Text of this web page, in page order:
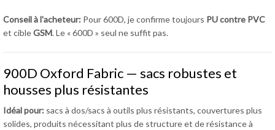
Conseil à l'acheteur: Pour 600D, je confirme toujours PU contre PVC
et cibleGSM. Le « 600D » seul ne suffit pas.
900D Oxford Fabric — sacs robustes et
housses plus résistantes
Idéal pour: sacs à dos/sacs à outils plus résistants, couvertures plus
solides, produits nécessitant plus de structure et de résistance à